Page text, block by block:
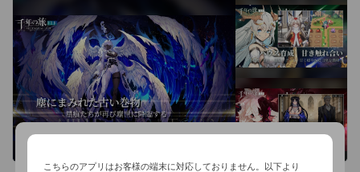
こちらのアプリはお客様の端末に対応しておりません。以下より